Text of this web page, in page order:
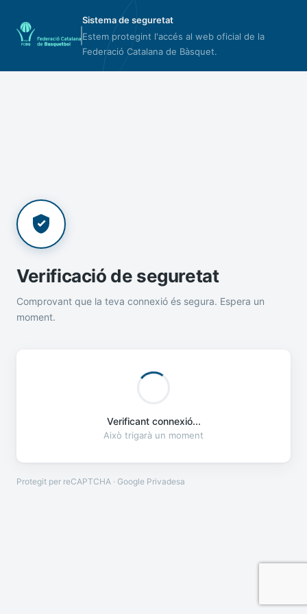
Sistema de seguretat
Estem protegint l'accés al web oficial de la
Federació Catalana de Bàsquet.
Verificació de seguretat
Comprovant que la teva connexió és segura. Espera un
moment.
Verificant connexió...
Això trigarà un moment
Protegit per reCAPTCHA · Google Privadesa